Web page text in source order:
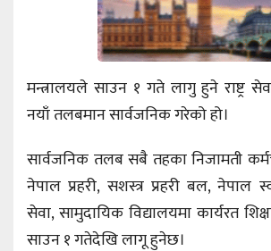
मन्त्रालयले साउन १ गते लागु हुने राष्ट्र
नयाँ तलबमान सार्वजनिक गरेको हो।
सार्वजनिक तलब सबै तहका निजामती
नेपाल प्रहरी, सशस्त्र प्रहरी बल, नेपाल
सेवा, सामुदायिक विद्यालयमा कार्यरत
साउन १ गतेदेखि लागू हुनेछ।